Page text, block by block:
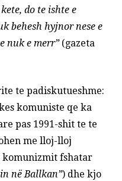
do te ishte e
behesh hyjnor nese e
nuk e merr” (gazeta
te padiskutueshme:
komuniste qe ka
pas 1991-shit te te
me lloj-lloj
komunizmit fshatar
në Ballkan”) dhe kjo